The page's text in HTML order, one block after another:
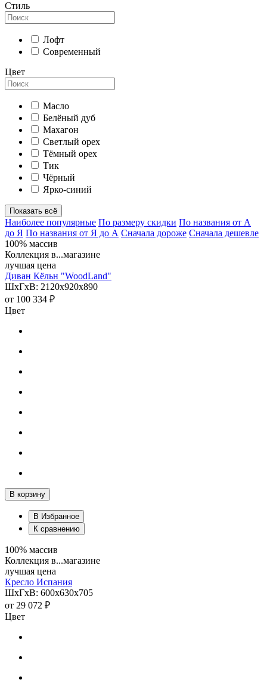
Стиль
Лофт
Современный
Цвет
Масло
Белёный дуб
Махагон
Светлый орех
Тёмный орех
Тик
Чёрный
Ярко-синий
Показать всё
Наиболее популярные По размеру скидки По названия от А
до Я По названия от Я до А Сначала дороже Сначала дешевле
100% массив
Коллекция в...магазине
лучшая цена
Диван Кёльн "WoodLand"
ШхГхВ: 2120х920х890
от 100 334 ₽
Цвет
В корзину
В Избранное
К сравнению
100% массив
Коллекция в...магазине
лучшая цена
Кресло Испания
ШхГхВ: 600х630х705
от 29 072 ₽
Цвет